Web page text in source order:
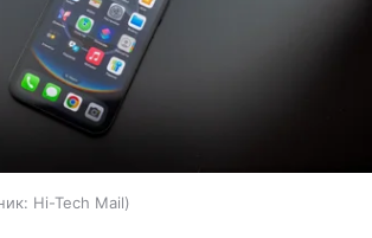
Hi-Tech Mail